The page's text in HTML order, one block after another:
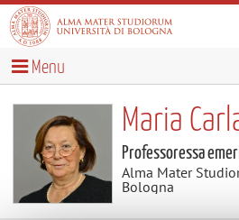
Menu
Maria
Professoressa
Alma Mater
Bologna